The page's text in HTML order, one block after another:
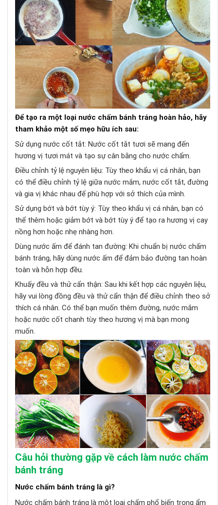
Để tạo ra một loại nước chấm bánh tráng hoàn hảo, hãy
tham khảo một số mẹo hữu ích sau:
Sử dụng nước cốt tắt: Nước cốt tắt tươi sẽ mang đến
hương vị tươi mát và tạo sự cân bằng cho nước chấm.
Điều chỉnh tỷ lệ nguyên liệu: Tùy theo khẩu vị cá nhân, bạn
có thể điều chỉnh tỷ lệ giữa nước mắm, nước cốt tắt, đường
và gia vị khác nhau để phù hợp với sở thích của mình.
Sử dụng bớt và bớt tùy ý: Tùy theo khẩu vị cá nhân, bạn có
thể thêm hoặc giảm bớt và bớt tùy ý để tạo ra hương vị cay
nồng hơn hoặc nhẹ nhàng hơn.
Dùng nước ấm để đánh tan đường: Khi chuẩn bị nước chấm
bánh tráng, hãy dùng nước ấm để đảm bảo đường tan hoàn
toàn và hỗn hợp đều.
Khuấy đều và thử cẩn thận: Sau khi kết hợp các nguyên liệu,
hãy vui lòng đồng đều và thử cẩn thận để điều chỉnh theo sở
thích cá nhân. Có thể bạn muốn thêm đường, nước mắm
hoặc nước cốt chanh tùy theo hương vị mà bạn mong
muốn.
Câu hỏi thường gặp về cách làm nước chấm
bánh tráng
Nước chấm bánh tráng là gì?
Nước chấm bánh tráng là một loại chấm phổ biến trong ẩm